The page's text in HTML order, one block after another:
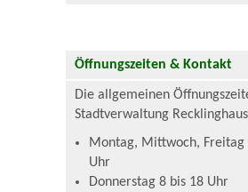
Öffnungszeiten & Kontakt
Die allgemeinen
Stadtverwaltung
Montag, Mittwoch, Freitag
Uhr
Donnerstag 8 bis 18 Uhr